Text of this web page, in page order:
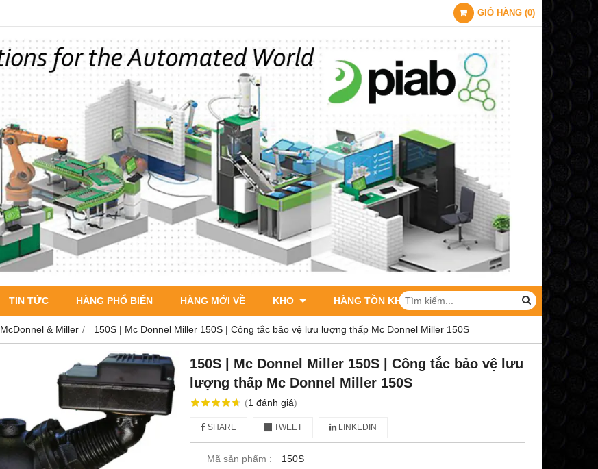
GIỎ HÀNG (0)
TIN TỨC HÀNG PHỔ BIẾN HÀNG MỚI VỀ KHO HÀNG TỒN KHO
McDonnel & Miller 150S | Mc Donnel Miller 150S | Công tắc bảo vệ lưu lượng thấp Mc Donnel Miller 150S
150S | Mc Donnel Miller 150S | Công tắc bảo vệ lưu
lượng thấp Mc Donnel Miller 150S
(1 đánh giá)
SHARE TWEET LINKEDIN
Mã sản phẩm :
150S